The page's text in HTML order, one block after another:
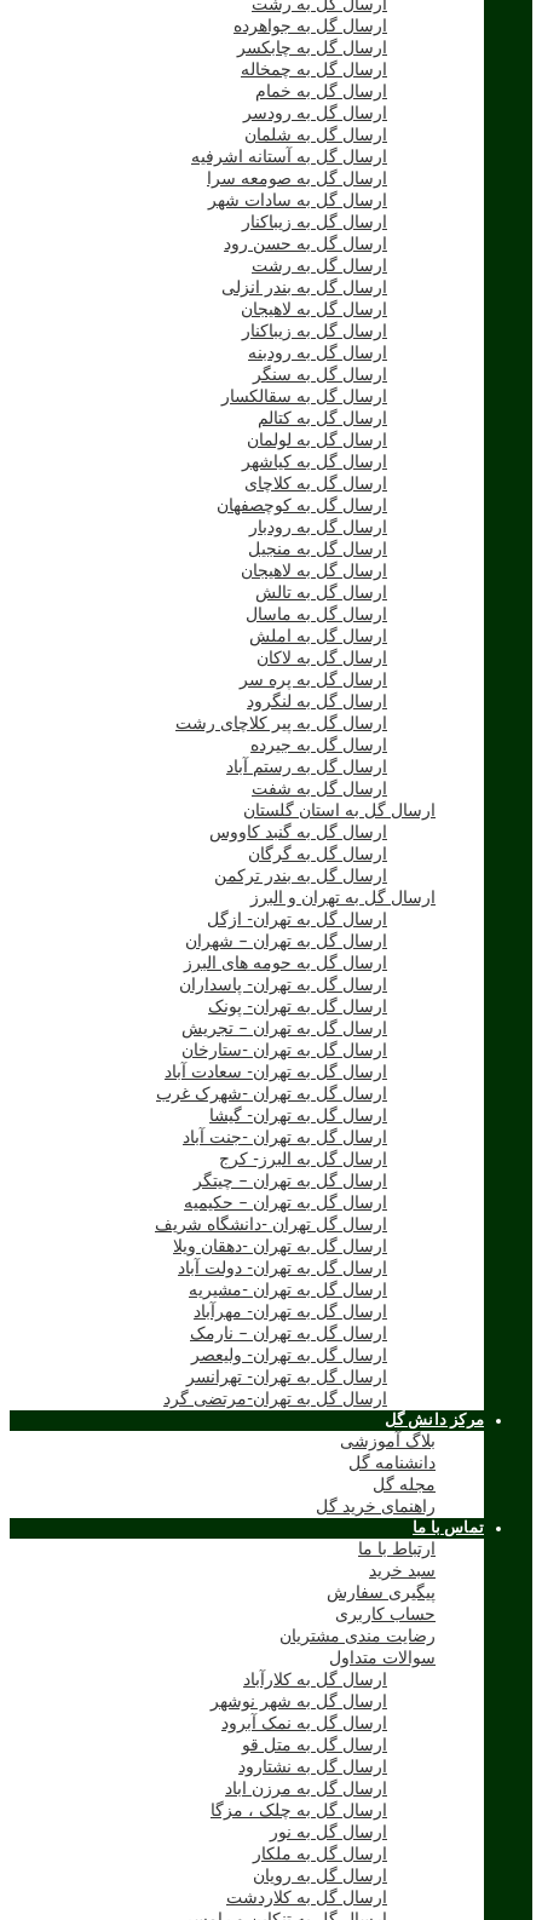
ارسال گل به رشت
ارسال گل به جواهرده
ارسال گل به چابکسر
ارسال گل به چمخاله
ارسال گل به خمام
ارسال گل به رودسر
ارسال گل به شلمان
ارسال گل به آستانه اشرفیه
ارسال گل به صومعه سرا
ارسال گل به سادات شهر
ارسال گل به زیباکنار
ارسال گل به حسن رود
ارسال گل به رشت
ارسال گل به بندر انزلی
ارسال گل به لاهیجان
ارسال گل به زیباکنار
ارسال گل به رودبنه
ارسال گل به سنگر
ارسال گل به سقالکسار
ارسال گل به کتالم
ارسال گل به لولمان
ارسال گل به کیاشهر
ارسال گل به کلاچای
ارسال گل به کوچصفهان
ارسال گل به رودبار
ارسال گل به منجیل
ارسال گل به لاهیجان
ارسال گل به تالش
ارسال گل به ماسال
ارسال گل به املش
ارسال گل به لاکان
ارسال گل به پره سر
ارسال گل به لنگرود
ارسال گل به پیر کلاچای رشت
ارسال گل به جیرده
ارسال گل به رستم آباد
ارسال گل به شفت
ارسال گل به استان گلستان
ارسال گل به گنبد کاووس
ارسال گل به گرگان
ارسال گل به بندر ترکمن
ارسال گل به تهران و البرز
ارسال گل به تهران- ازگل
ارسال گل به تهران – شهران
ارسال گل به حومه های البرز
ارسال گل به تهران- پاسداران
ارسال گل به تهران- پونک
ارسال گل به تهران – تجریش
ارسال گل به تهران -ستارخان
ارسال گل به تهران- سعادت آباد
ارسال گل به تهران -شهرک غرب
ارسال گل به تهران- گیشا
ارسال گل به تهران -جنت آباد
ارسال گل به البرز- کرج
ارسال گل به تهران – چیتگر
ارسال گل به تهران – حکیمیه
ارسال گل تهران -دانشگاه شریف
ارسال گل به تهران -دهقان ویلا
ارسال گل به تهران- دولت آباد
ارسال گل به تهران -مشیریه
ارسال گل به تهران- مهرآباد
ارسال گل به تهران – نارمک
ارسال گل به تهران- ولیعصر
ارسال گل به تهران- تهرانسر
ارسال گل به تهران-مرتضی گرد
مرکز دانش گل
بلاگ آموزشی
دانشنامه گل
مجله گل
راهنمای خرید گل
تماس با ما
ارتباط با ما
سبد خرید
پیگیری سفارش
حساب کاربری
رضایت مندی مشتریان
سوالات متداول
ارسال گل به کلارآباد
ارسال گل به شهر نوشهر
ارسال گل به نمک آبرود
ارسال گل به متل قو
ارسال گل به نشتارود
ارسال گل به مرزن اباد
ارسال گل به چلک ، مزگا
ارسال گل به نور
ارسال گل به ملکار
ارسال گل به رویان
ارسال گل به کلاردشت